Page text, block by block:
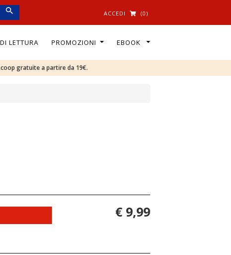
ACCEDI (0)
LETTURA PROMOZIONI EBOOK
gratuite a partire da 19€.
€ 9,99